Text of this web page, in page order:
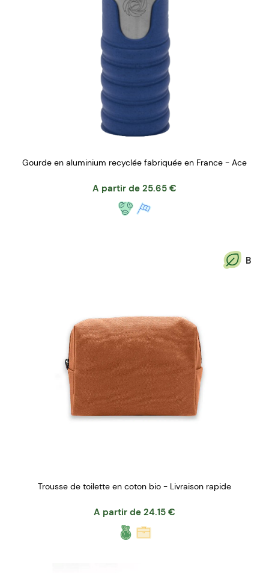
Gourde en aluminium recyclée fabriquée en France - Ace
A partir de 25.65 €
B
Trousse de toilette en coton bio - Livraison rapide
A partir de 24.15 €